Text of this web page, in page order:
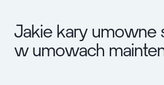
Jakie kary umowne
w umowach